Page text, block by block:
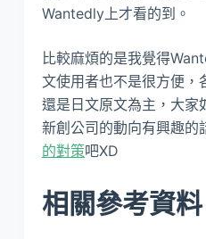
Wantedly上才看的到。
比較麻煩的是我覺得
文使用者也不是很方便，
還是日文原文為主，大家
新創公司的動向有興趣的
的對策吧XD
相關參考資料